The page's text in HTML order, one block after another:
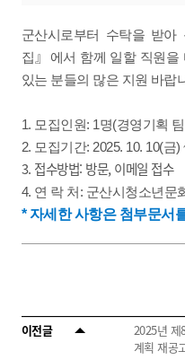
군산시로부터 수탁을 받아
집』
에서 함께 일할 직원을
있는 분들의 많은 지원 바랍
1. 모집인원: 1명(경영기획
2. 모집기간: 2025. 10. 10(금)
3. 접수방법: 방문,이메일 접수
4. 연 락 처: 군산시청소년문
* 자세한 사항은 첨부문서
이전글
2025년 제
계획 재공